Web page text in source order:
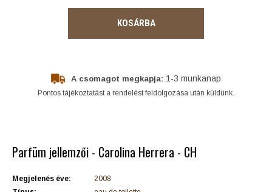
KOSÁRBA
A csomagot megkapja: 1-3 munkanap
Pontos tájékoztatást a rendelést feldolgozása után küldünk.
Parfüm jellemzői - Carolina Herrera - CH
Megjelenés éve:
2008